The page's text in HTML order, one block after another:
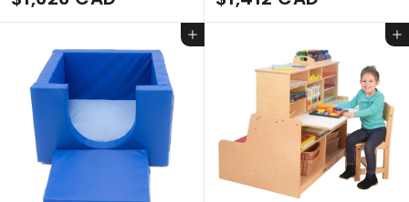
1
,
6
2
6
C
1
,
4
1
2
C
Ajouter au panier Ajouter au panier